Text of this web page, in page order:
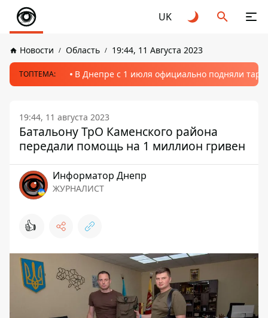
UK
Новости Область 19:44, 11 Августа 2023
ТОПТЕМА: В Днепре с 1 июля официально подняли
19:44, 11 августа 2023
Батальону ТрО Каменского района
передали помощь на 1 миллион гривен
Информатор Днепр
ЖУРНАЛИСТ
👍